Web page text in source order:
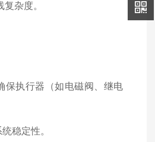
杂度。
保执行器（如电磁阀、继电
稳定性。